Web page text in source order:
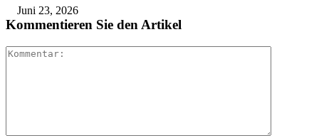
Juni 23, 2026
Kommentieren Sie den Artikel